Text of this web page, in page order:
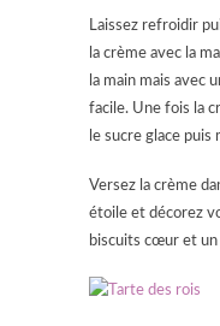
Laissez refroidir
la crème avec la
la main mais avec
facile. Une fois la
le sucre glace puis
Versez la crème
étoile et décorez
biscuits cœur et un